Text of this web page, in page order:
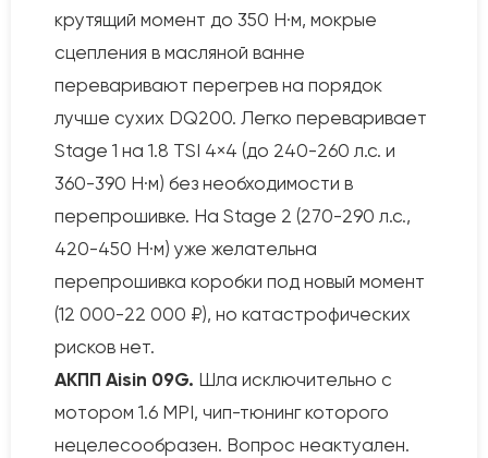
крутящий момент до 350 Н·м, мокрые
сцепления в масляной ванне
переваривают перегрев на порядок
лучше сухих DQ200. Легко переваривает
Stage 1 на 1.8 TSI 4×4 (до 240-260 л.с. и
360-390 Н·м) без необходимости в
перепрошивке. На Stage 2 (270-290 л.с.,
420-450 Н·м) уже желательна
перепрошивка коробки под новый момент
(12 000-22 000 ₽), но катастрофических
рисков нет.
АКПП Aisin 09G. Шла исключительно с
мотором 1.6 MPI, чип-тюнинг которого
нецелесообразен. Вопрос неактуален.